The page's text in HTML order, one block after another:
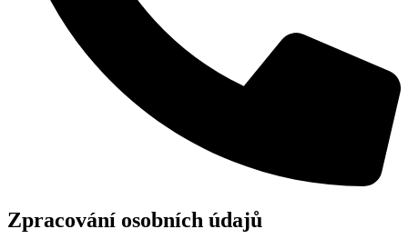
Zpracování osobních údajů